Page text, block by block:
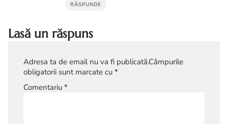
RĂSPUNDE
Lasă un răspuns
Adresa ta de email nu va fi publicată.Câmpurile
obligatorii sunt marcate cu *
Comentariu *